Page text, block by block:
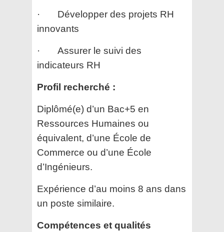
· Développer des projets RH
innovants
· Assurer le suivi des
indicateurs RH
Profil recherché :
Diplômé(e) d’un Bac+5 en
Ressources Humaines ou
équivalent, d’une École de
Commerce ou d’une École
d’Ingénieurs.
Expérience d’au moins 8 ans dans
un poste similaire.
Compétences et qualités